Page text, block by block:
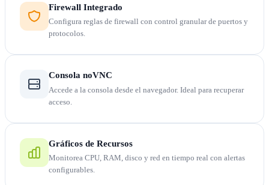
Firewall Integrado
Configura reglas de firewall con control granular de puertos y
protocolos.
Consola noVNC
Accede a la consola desde el navegador. Ideal para recuperar
acceso.
Gráficos de Recursos
Monitorea CPU, RAM, disco y red en tiempo real con alertas
configurables.